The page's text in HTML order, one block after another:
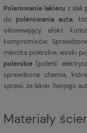
Polerowanie lakieru z
dopolerowania auta,
olśniewający efekt
kompromisów.
mleczka polerskie, woski
polerskie (polerki
sprawdzona chemia,
sprawi, że lakier Twojego
Materiały